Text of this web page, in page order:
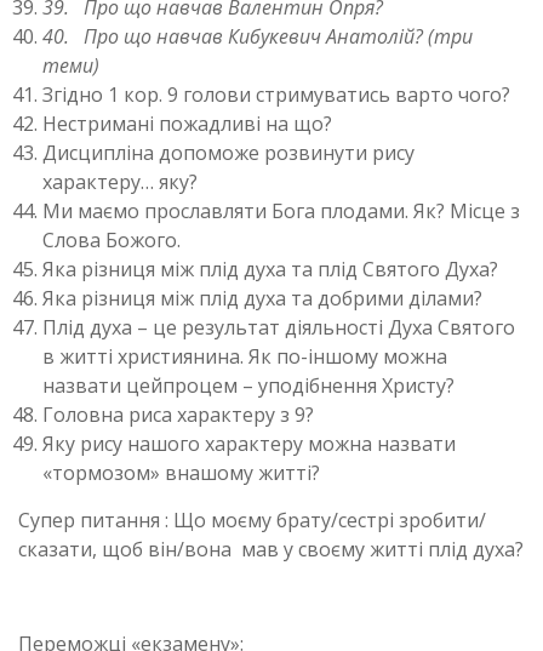
39. Про що навчав Валентин Опря?
40. Про що навчав Кибукевич Анатолій? (три
теми)
Згідно 1 кор. 9 голови стримуватись варто чого?
Нестримані пожадливі на що?
Дисципліна допоможе розвинути рису
характеру… яку?
Ми маємо прославляти Бога плодами. Як? Місце з
Слова Божого.
Яка різниця між плід духа та плід Святого Духа?
Яка різниця між плід духа та добрими ділами?
Плід духа – це результат діяльності Духа Святого
в житті християнина. Як по-іншому можна
назвати цейпроцем – уподібнення Христу?
Головна риса характеру з 9?
Яку рису нашого характеру можна назвати
«тормозом» внашому житті?
Супер питання : Що моєму брату/сестрі зробити/
сказати, щоб він/вона мав у своєму житті плід духа?
Переможці «екзамену»: